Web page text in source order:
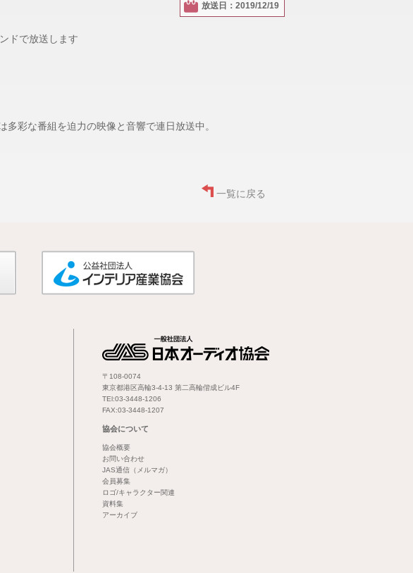
放送日：2019/12/19
ドで放送します
彩な番組を迫力の映像と音響で連日放送中。
一覧に戻る
〒108-0074
東京都港区高輪3-4-13 第二高輪偕成ビル4F
TEl:03-3448-1206
FAX:03-3448-1207
協会について
協会概要
お問い合わせ
JAS通信（メルマガ）
会員募集
ロゴ/キャラクター関連
資料集
アーカイブ